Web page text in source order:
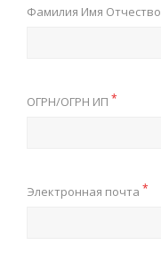
Фамилия Имя Отчество
ОГРН/ОГРН ИП *
Электронная почта *